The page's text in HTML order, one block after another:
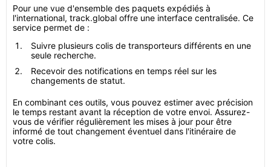
Pour une vue d'ensemble des paquets expédiés à
l'international, track.global offre une interface centralisée. Ce
service permet de :
Suivre plusieurs colis de transporteurs différents en une
seule recherche.
Recevoir des notifications en temps réel sur les
changements de statut.
En combinant ces outils, vous pouvez estimer avec précision
le temps restant avant la réception de votre envoi. Assurez-
vous de vérifier régulièrement les mises à jour pour être
informé de tout changement éventuel dans l'itinéraire de
votre colis.